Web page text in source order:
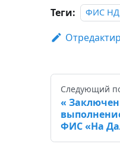
Теги: ФИС
Следующий
ФИС «На